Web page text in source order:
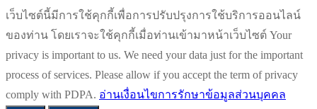
เว็บไซต์นี้มีการใช้คุกกี้เพื่อการปรับปรุงการใช้บริการออนไลน์
ของท่าน โดยเราจะใช้คุกกี้เมื่อท่านเข้ามาหน้าเว็บไซต์ Your
privacy is important to us. We need your data just for the important
process of services. Please allow if you accept the term of privacy
comply with PDPA. อ่านเงื่อนไขการรักษาข้อมูลส่วนบุคคล